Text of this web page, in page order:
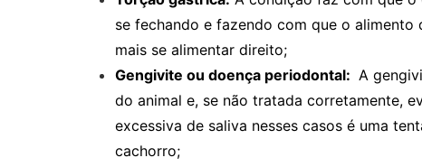
se fechando e fazendo com que o
mais se alimentar direito;
Gengivite ou doença periodontal: A
do animal e, se não tratada corretamente,
excessiva de saliva nesses casos é uma
cachorro;